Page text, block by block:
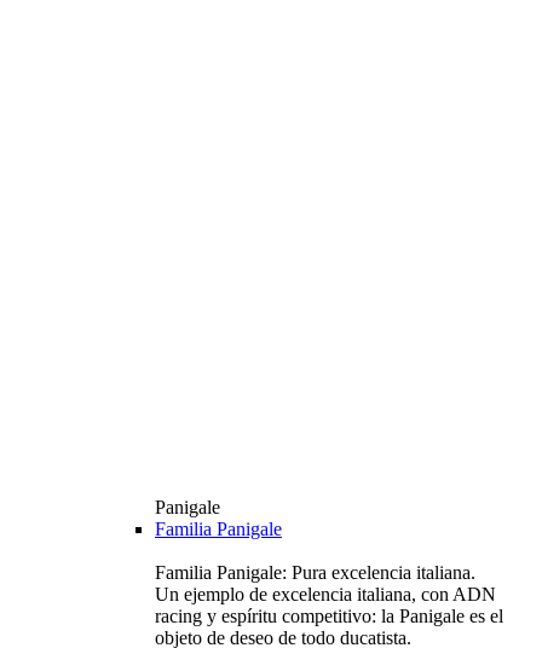
Panigale
Familia Panigale
Familia Panigale: Pura excelencia italiana.
Un ejemplo de excelencia italiana, con ADN
racing y espíritu competitivo: la Panigale es el
objeto de deseo de todo ducatista.